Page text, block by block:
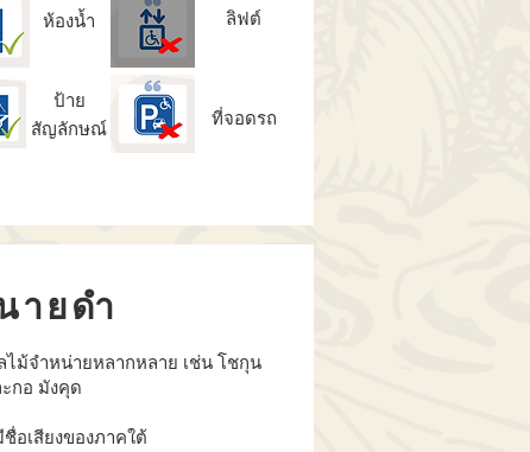
ห้องน้ำ
ป้าย
สัญลักษณ์
ลิฟต์
ที่จอดรถ
ายดำ
ม้จำหน่ายหลากหลาย เช่น โชกุน
กอ มังคุด
อเสียงของภาคใต้